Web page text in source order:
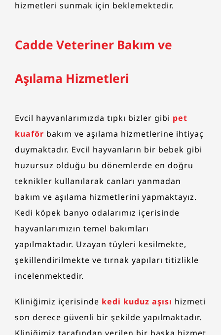
hizmetleri sunmak için beklemektedir.
Cadde Veteriner Bakım ve
Aşılama Hizmetleri
Evcil hayvanlarımızda tıpkı bizler gibi pet
kuaför bakım ve aşılama hizmetlerine ihtiyaç
duymaktadır. Evcil hayvanların bir bebek gibi
huzursuz olduğu bu dönemlerde en doğru
teknikler kullanılarak canları yanmadan
bakım ve aşılama hizmetlerini yapmaktayız.
Kedi köpek banyo odalarımız içerisinde
hayvanlarımızın temel bakımları
yapılmaktadır. Uzayan tüyleri kesilmekte,
şekillendirilmekte ve tırnak yapıları titizlikle
incelenmektedir.
Kliniğimiz içerisinde kedi kuduz aşısı hizmeti
son derece güvenli bir şekilde yapılmaktadır.